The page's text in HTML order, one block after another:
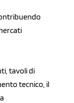
tavoli di
tecnico, il